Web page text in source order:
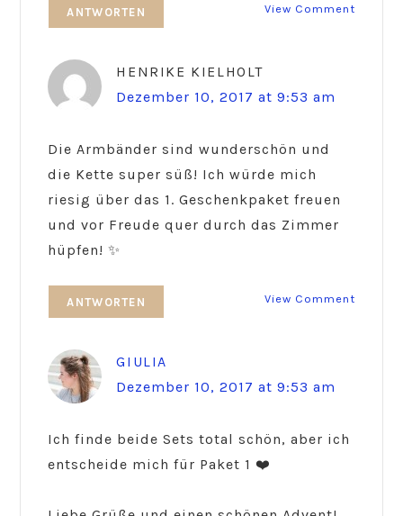
View Comment
ANTWORTEN
HENRIKE KIELHOLT
Dezember 10, 2017 at 9:53 am
Die Armbänder sind wunderschön und
die Kette super süß! Ich würde mich
riesig über das 1. Geschenkpaket freuen
und vor Freude quer durch das Zimmer
hüpfen! ✨
View Comment
ANTWORTEN
GIULIA
Dezember 10, 2017 at 9:53 am
Ich finde beide Sets total schön, aber ich
entscheide mich für Paket 1 ❤️